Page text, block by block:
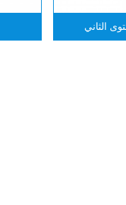
الثاني